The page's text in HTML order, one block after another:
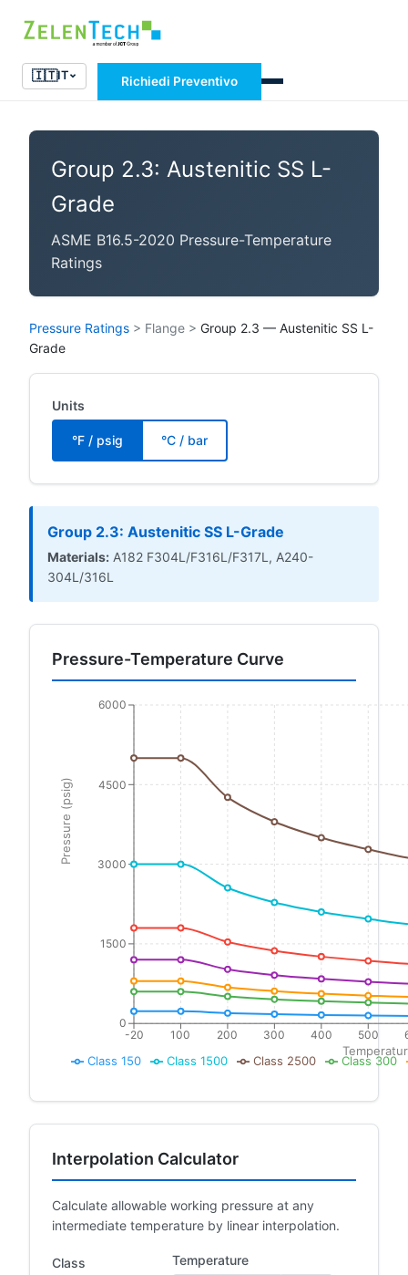
🇮🇹IT Richiedi Preventivo
Group 2.3: Austenitic SS L-
Grade
ASME B16.5-2020 Pressure-Temperature
Ratings
Pressure Ratings > Flange > Group 2.3 — Austenitic SS L-
Grade
Units
°F / psig °C / bar
Group 2.3: Austenitic SS L-Grade
Materials: A182 F304L/F316L/F317L, A240-
304L/316L
Pressure-Temperature Curve
Class 150 Class 1500 Class 2500 Class 300
-20 100 200 300 400 500
0
1500
3000
4500
6000
Pressure (psig)
Interpolation Calculator
Calculate allowable working pressure at any
intermediate temperature by linear interpolation.
Class Temperature